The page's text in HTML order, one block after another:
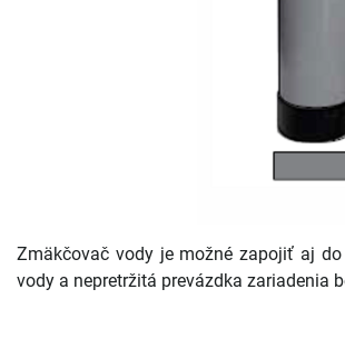
Zmäkčovač vody je možné zapojiť aj
vody a nepretržitá prevázdka zariadenia